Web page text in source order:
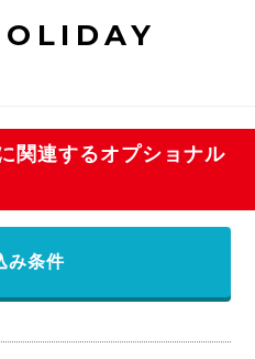
関連するオプショナル
み条件